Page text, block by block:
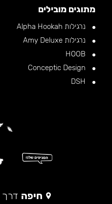
מתוגים מובילים
נרגילות Alpha Hookah
נרגילות Amy Deluxe
חיפה דרך